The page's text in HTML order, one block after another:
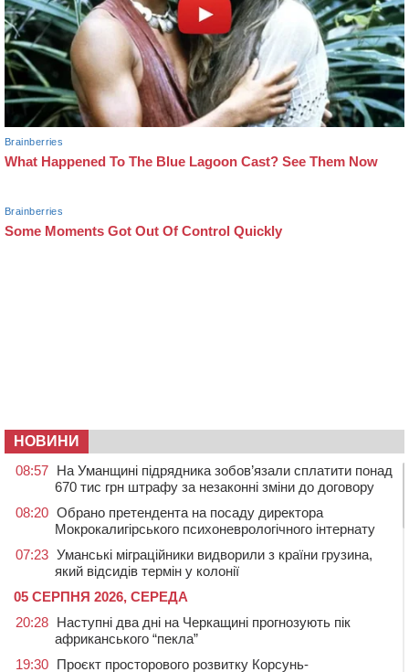
НОВИНИ
08:57 На Уманщині підрядника зобов’язали сплатити понад
670 тис грн штрафу за незаконні зміни до договору
08:20 Обрано претендента на посаду директора
Мокрокалигірського психоневрологічного інтернату
07:23 Уманські міграційники видворили з країни грузина,
який відсидів термін у колонії
05 СЕРПНЯ 2026, СЕРЕДА
20:28 Наступні два дні на Черкащині прогнозують пік
африканського “пекла”
19:30 Проєкт просторового розвитку Корсунь-